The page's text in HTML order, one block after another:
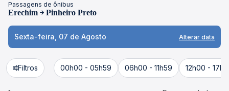
Passagens de ônibus
Erechim Pinheiro Preto
Sexta-feira, 07 de Agosto Alterar data
Filtros 00h00 - 05h59 06h00 - 11h59 12h00 -